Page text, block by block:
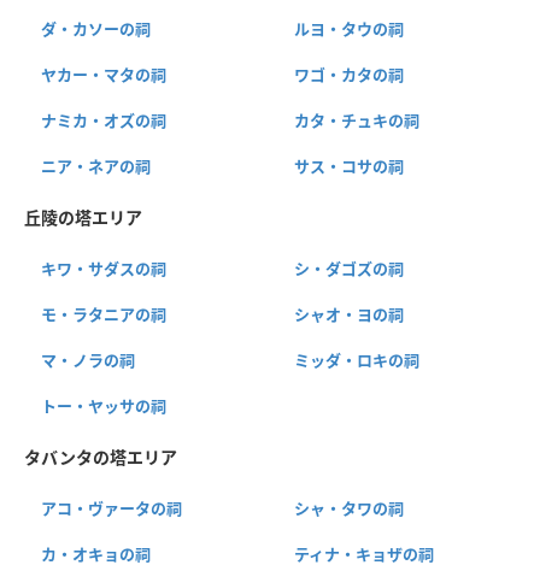
ダ・カソーの祠 ルヨ・タウの祠
ヤカー・マタの祠 ワゴ・カタの祠
ナミカ・オズの祠 カタ・チュキの祠
ニア・ネアの祠 サス・コサの祠
丘陵の塔エリア
キワ・サダスの祠 シ・ダゴズの祠
モ・ラタニアの祠 シャオ・ヨの祠
マ・ノラの祠 ミッダ・ロキの祠
トー・ヤッサの祠
タバンタの塔エリア
アコ・ヴァータの祠 シャ・タワの祠
カ・オキョの祠 ティナ・キョザの祠